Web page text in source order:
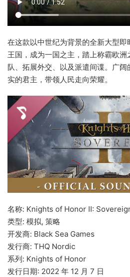
在这款以中世纪为背景的全新大型
王国，成为一国之主，踏上称霸欧
队、拓展外交、以及派遣间谍。广
实的君主，带领人民走向荣耀。
名称: Knights of Honor II:
类型: 模拟, 策略
开发商: Black Sea Games
发行商: THQ Nordic
系列: Knights of Honor
发行日期: 2022 年 12 月 7 日